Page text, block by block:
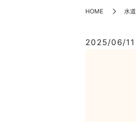
HOME 水道
2025/06/11